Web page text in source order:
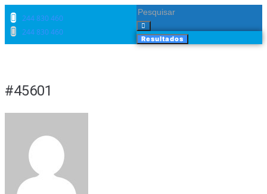
244 830 460​
244 830 460​
Resultados
#45601